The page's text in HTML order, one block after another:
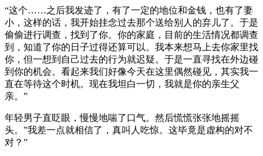
“这个……之后我发迹了，有了一定的地位和金钱，也有了妻
小，这样的话，我开始挂念过去那个送给别人的弃儿了。于是
偷偷进行调查，找到了你。你的家庭，目前的生活情况都调查
到，知道了你的日子过得还算可以。我本来想马上去你家里找
你，但一想到自己过去的行为就迟疑。于是一直寻找在外边碰
到你的机会。看起来我们好像今天在这里偶然碰见，其实我一
直在等待这个时机。现在我坦白一切，我就是你的亲生父
亲。”
年轻男子直眨眼，慢慢地喘了口气。然后慌慌张张地摇摇
头。”我差一点就相信了，真叫人吃惊。这毕竟是虚构的对不
对？”